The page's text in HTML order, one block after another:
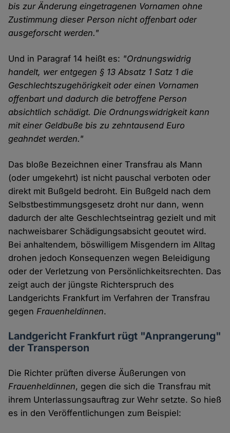
bis zur Änderung eingetragenen Vornamen ohne
Zustimmung dieser Person nicht offenbart oder
ausgeforscht werden."
Und in Paragraf 14 heißt es: "Ordnungswidrig
handelt, wer entgegen § 13 Absatz 1 Satz 1 die
Geschlechtszugehörigkeit oder einen Vornamen
offenbart und dadurch die betroffene Person
absichtlich schädigt. Die Ordnungswidrigkeit kann
mit einer Geldbuße bis zu zehntausend Euro
geahndet werden."
Das bloße Bezeichnen einer Transfrau als Mann
(oder umgekehrt) ist nicht pauschal verboten oder
direkt mit Bußgeld bedroht. Ein Bußgeld nach dem
Selbstbestimmungsgesetz droht nur dann, wenn
dadurch der alte Geschlechtseintrag gezielt und mit
nachweisbarer Schädigungsabsicht geoutet wird.
Bei anhaltendem, böswilligem Misgendern im Alltag
drohen jedoch Konsequenzen wegen Beleidigung
oder der Verletzung von Persönlichkeitsrechten. Das
zeigt auch der jüngste Richterspruch des
Landgerichts Frankfurt im Verfahren der Transfrau
gegenFrauenheldinnen.
Landgericht Frankfurt rügt "Anprangerung"
der Transperson
Die Richter prüften diverse Äußerungen von
Frauenheldinnen, gegen die sich die Transfrau mit
ihrem Unterlassungsauftrag zur Wehr setzte. So hieß
es in den Veröffentlichungen zum Beispiel: